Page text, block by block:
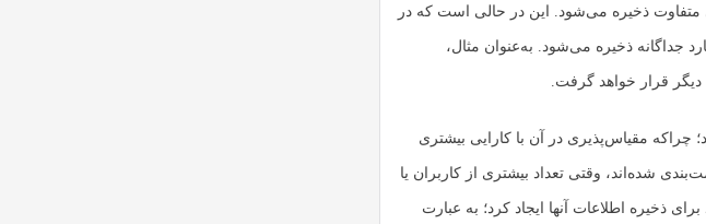
متفاوت ذخیره می‌شود. این در حالی است که در
ذخیره می‌شود. به‌عنوان مثال،
قرار خواهد گرفت.
چراکه مقیاس‌پذیری در آن با کارایی بیشتری
شده‌اند، وقتی تعداد بیشتری از کاربران یا
ذخیره اطلاعات آنها ایجاد کرد؛ به عبارت